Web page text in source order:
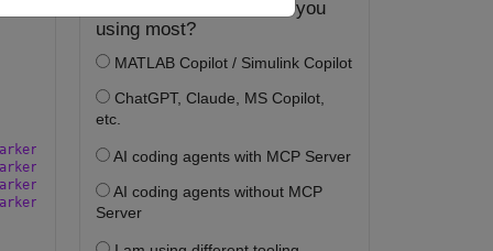
, , 'MarkerSize'
, 10);
'MarkerSize'
, , 'MarkerSize'
, 10);
'MarkerSize'